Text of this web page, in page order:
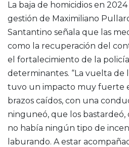
La baja de homicidios en
gestión de Maximiliano
Santantino señala que las
como la recuperación del
el fortalecimiento de la
determinantes. “La vuelta de
tuvo un impacto muy fuerte
brazos caídos, con una
ninguneó, que los
no había ningún tipo de
laburando. A estar